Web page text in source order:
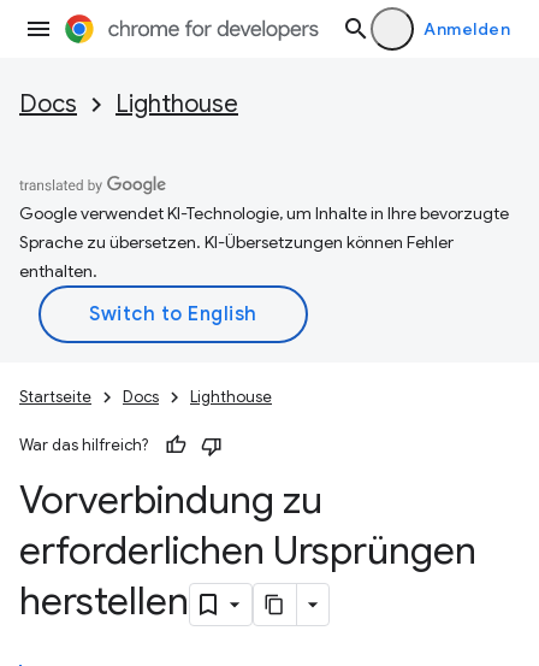
Anmelden
Docs Lighthouse
Google verwendet KI-Technologie, um Inhalte in Ihre bevorzugte
Sprache zu übersetzen. KI-Übersetzungen können Fehler
enthalten.
Startseite Docs Lighthouse
War das hilfreich?
Vorverbindung zu
erforderlichen Ursprüngen
herstellen